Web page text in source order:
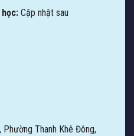
Cập nhật sau
Phường Thanh Khê Đông,